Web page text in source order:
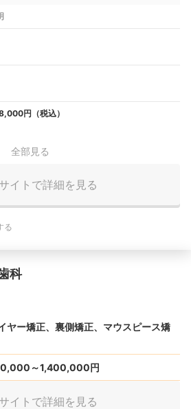
円（税込）
全部見る
イトで詳細を見る
る
科
ヤー矯正、裏側矯正、マウスピース矯
～1,400,000円
イトで詳細を見る